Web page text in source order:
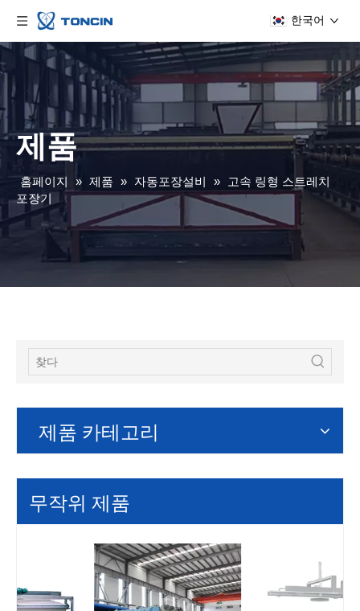
한국어
제품
홈페이지 » 제품 » 자동포장설비 »
고속 링형 스트레치
포장기
제품 카테고리
무작위 제품